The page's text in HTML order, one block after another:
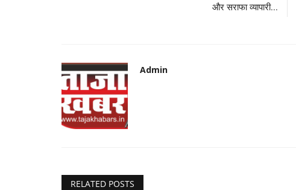
और सराफा व्यापारी...
Admin
RELATED POSTS